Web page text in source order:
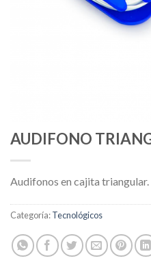
AUDIFONO
Audifonos en cajita triangular.
Categoría:Tecnológicos